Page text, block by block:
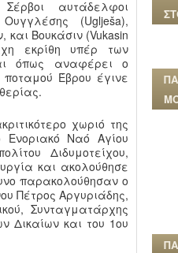
αυτάδελφοι
(Uglješa),
Βουκάσιν (Vukasin
εκρίθη υπέρ των
όπως αναφέρει ο
Έβρου έγινε
χωριό της
Ναό Αγίου
Διδυμοτείχου,
και ακολούθησε
παρακολούθησαν ο
Πέτρος Αργυριάδης,
Συνταγματάρχης
Δικαίων και του 1ου